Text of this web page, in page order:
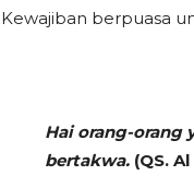
Kewajiban berpuasa
Hai orang-orang
bertakwa. (QS.